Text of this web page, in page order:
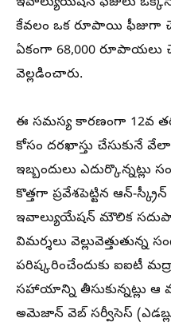
కేవలం ఒక రూపాయి ఫీజుగా
ఏకంగా 68,000 రూపాయలు
వెల్లడించారు.
ఈ సమస్య కారణంగా 12వ
కోసం దరఖాస్తు చేసుకునే
ఇబ్బందులు
కొత్తగా ప్రవేశపెట్టిన ఆన్-
ఇవాల్యుయేషన్ మౌలిక
విమర్శలు వెల్లువెత్తుతున్న
పరిష్కరించేందుకు ఐఐటీ
సహాయాన్ని తీసుకున్నట్లు
అమెజాన్ వెబ్ సర్వీసెస్